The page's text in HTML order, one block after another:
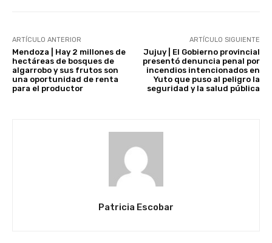
ARTÍCULO ANTERIOR
Mendoza | Hay 2 millones de
hectáreas de bosques de
algarrobo y sus frutos son
una oportunidad de renta
para el productor
ARTÍCULO SIGUIENTE
Jujuy | El Gobierno provincial
presentó denuncia penal por
incendios intencionados en
Yuto que puso al peligro la
seguridad y la salud pública
Patricia Escobar